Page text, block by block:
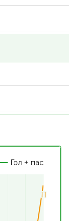
Гол + пас
11
11